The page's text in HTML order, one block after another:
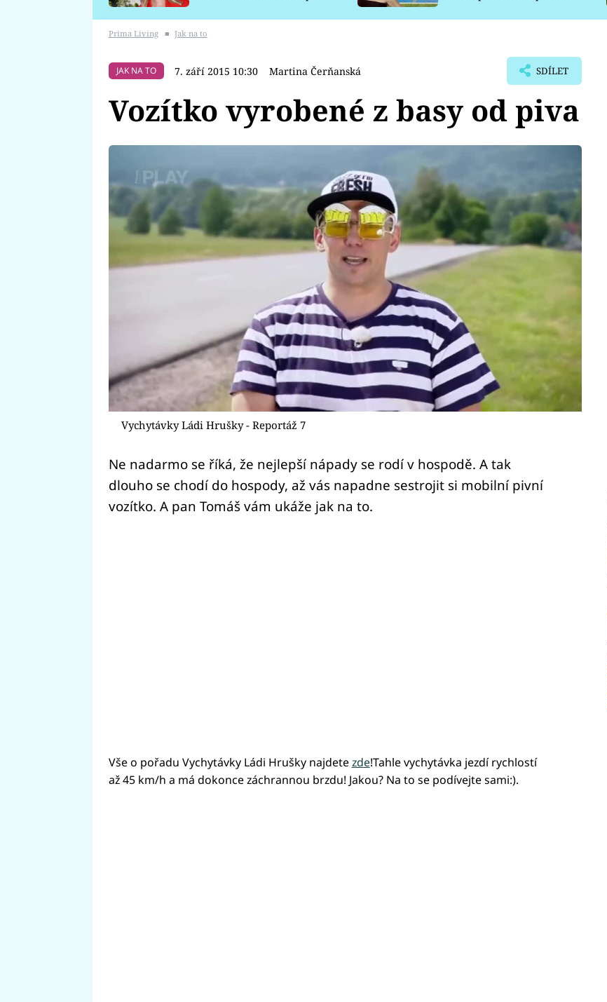
Prima Living ■ Jak na to
JAK NA TO 7. září 2015 10:30 Martina Čerňanská SDÍLET
Vozítko vyrobené z basy od piva
Vychytávky Ládi Hrušky - Reportáž 7
Ne nadarmo se říká, že nejlepší nápady se rodí v hospodě. A tak
dlouho se chodí do hospody, až vás napadne sestrojit si mobilní pivní
vozítko. A pan Tomáš vám ukáže jak na to.
Vše o pořadu Vychytávky Ládi Hrušky najdetezde!Tahle vychytávka jezdí rychlostí
až 45 km/h a má dokonce záchrannou brzdu! Jakou? Na to se podívejte sami:).